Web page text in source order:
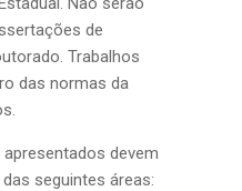
de
Trabalhos
das normas da
devem
seguintes áreas: